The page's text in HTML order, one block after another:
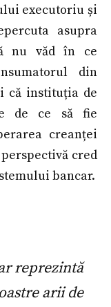
executoriu și
asupra
nu văd în ce
din
că instituția de
de ce să fie
creanței
cred
bancar.
reprezintă
arii de